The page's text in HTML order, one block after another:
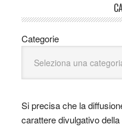
Categorie
Si precisa che la
carattere divulgativo